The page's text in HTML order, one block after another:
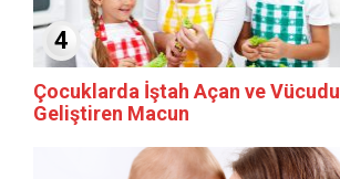
4
Çocuklarda İştah Açan ve Vücudu
Geliştiren Macun